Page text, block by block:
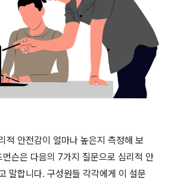
적 안전감이 얼마나 높은지 측정해 보
슨은 다음의 7가지 질문으로 심리적 안
말합니다. 구성원들 각각에게 이 설문